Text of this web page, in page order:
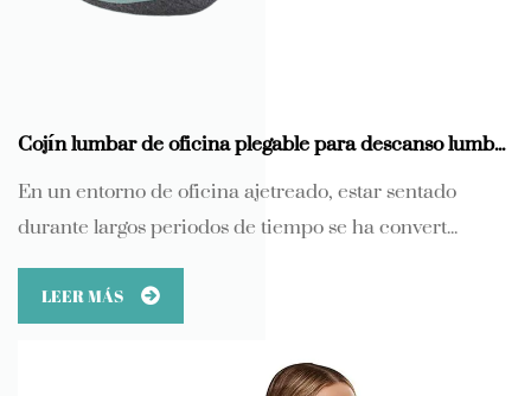
Cojín lumbar de oficina plegable para descanso lumbar: el nuevo guardián de la salud en la oficina
En un entorno de oficina ajetreado, estar sentado
durante largos periodos de tiempo se ha convert...
LEER MÁS